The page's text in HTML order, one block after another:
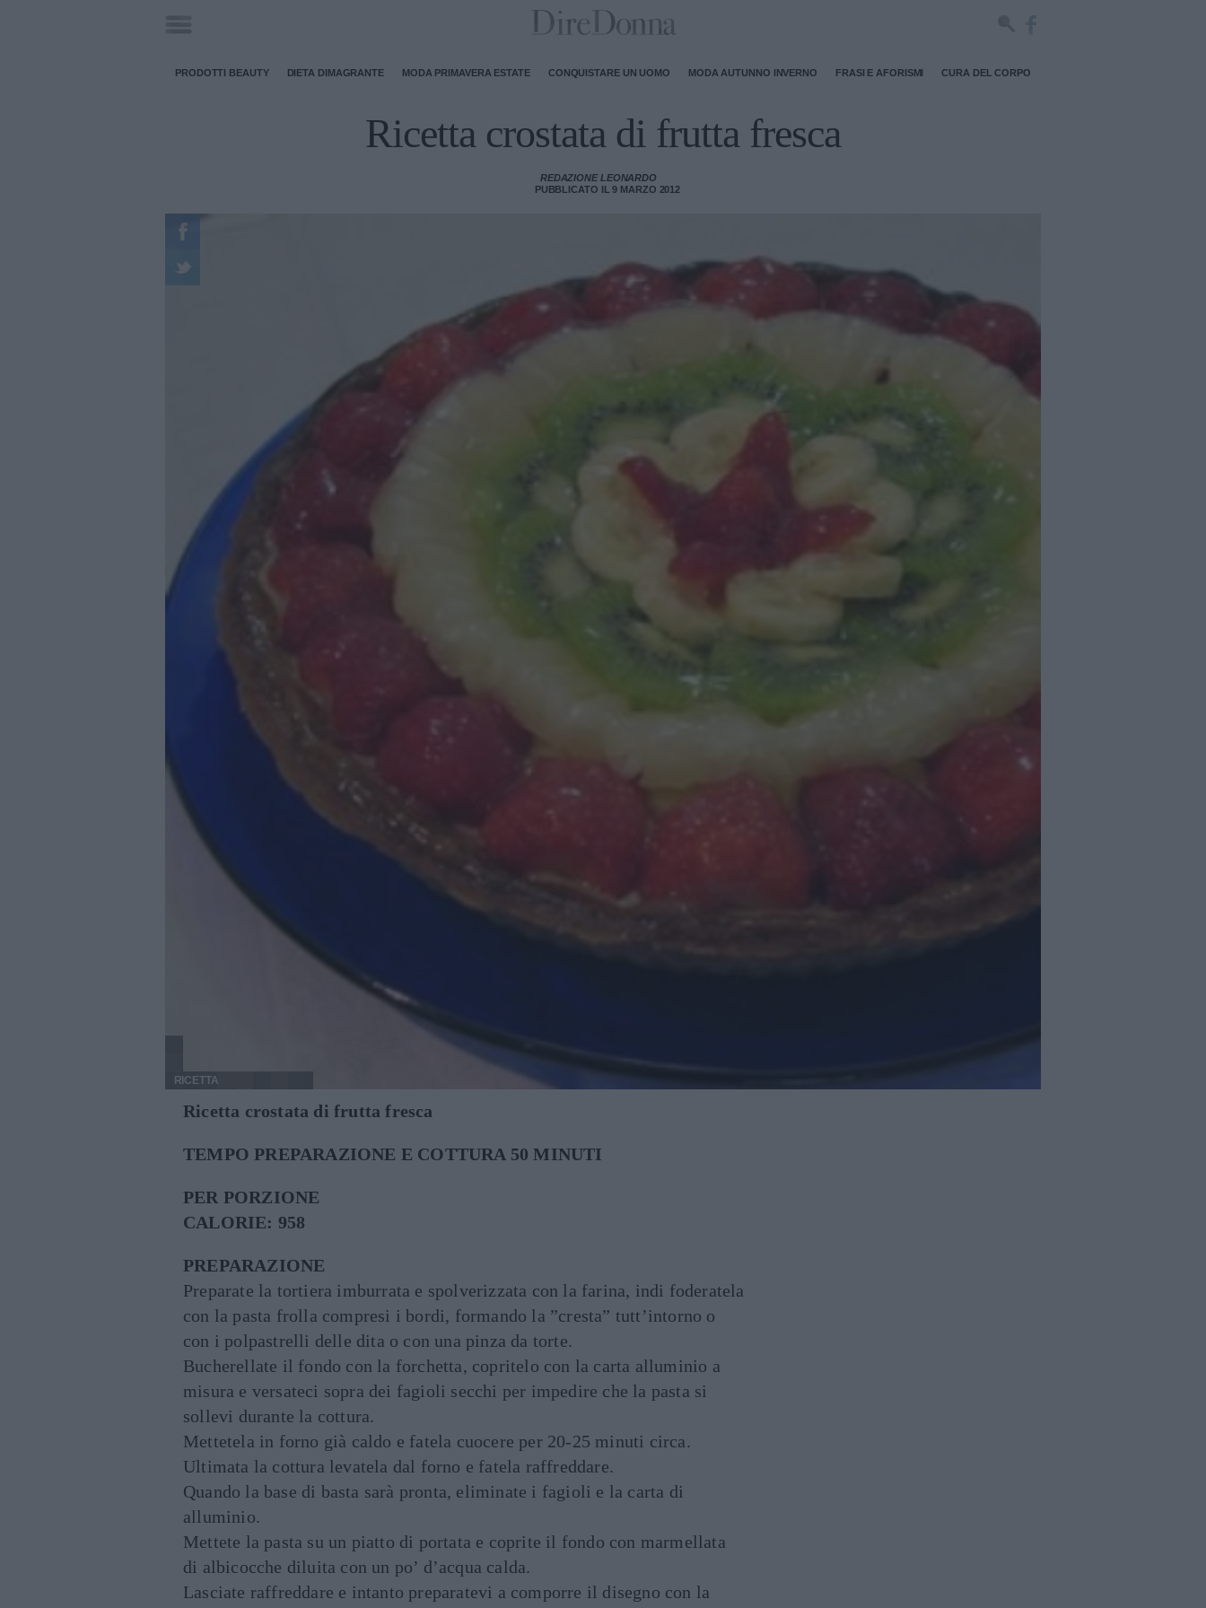
PRODOTTI BEAUTY DIETA DIMAGRANTE MODA PRIMAVERA ESTATE CONQUISTARE UN UOMO MODA AUTUNNO INVERNO FRASI E AFORISMI CURA DEL CORPO
Ricetta crostata di frutta fresca
REDAZIONE LEONARDO
PUBBLICATO IL 9 MARZO 2012
RICETTA
Ricetta crostata di frutta fresca
TEMPO PREPARAZIONE E COTTURA 50 MINUTI
PER PORZIONE
CALORIE: 958
PREPARAZIONE
Preparate la tortiera imburrata e spolverizzata con la farina, indi foderatela
con la pasta frolla compresi i bordi, formando la ”cresta” tutt’intorno o
con i polpastrelli delle dita o con una pinza da torte.
Bucherellate il fondo con la forchetta, copritelo con la carta alluminio a
misura e versateci sopra dei fagioli secchi per impedire che la pasta si
sollevi durante la cottura.
Mettetela in forno già caldo e fatela cuocere per 20-25 minuti circa.
Ultimata la cottura levatela dal forno e fatela raffreddare.
Quando la base di basta sarà pronta, eliminate i fagioli e la carta di
alluminio.
Mettete la pasta su un piatto di portata e coprite il fondo con marmellata
di albicocche diluita con un po’ d’acqua calda.
Lasciate raffreddare e intanto preparatevi a comporre il disegno con la